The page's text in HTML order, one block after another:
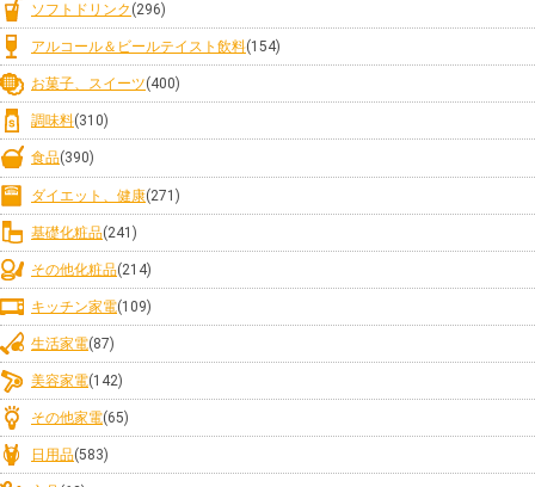
ソフトドリンク (296)
アルコール＆ビールテイスト飲料(154)
お菓子、スイーツ(400)
調味料(310)
食品(390)
ダイエット、健康(271)
基礎化粧品(241)
その他化粧品(214)
キッチン家電(109)
生活家電(87)
美容家電(142)
その他家電(65)
日用品(583)